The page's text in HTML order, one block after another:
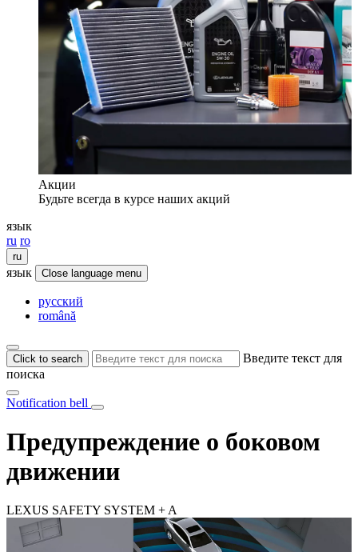
Акции
Будьте всегда в курсе наших акций
язык
ru ro
ru
язык Close language menu
русский
română
Click to search
Введите текст для
поиска
Notification bell
Предупреждение о боковом
движении
LEXUS SAFETY SYSTEM + A